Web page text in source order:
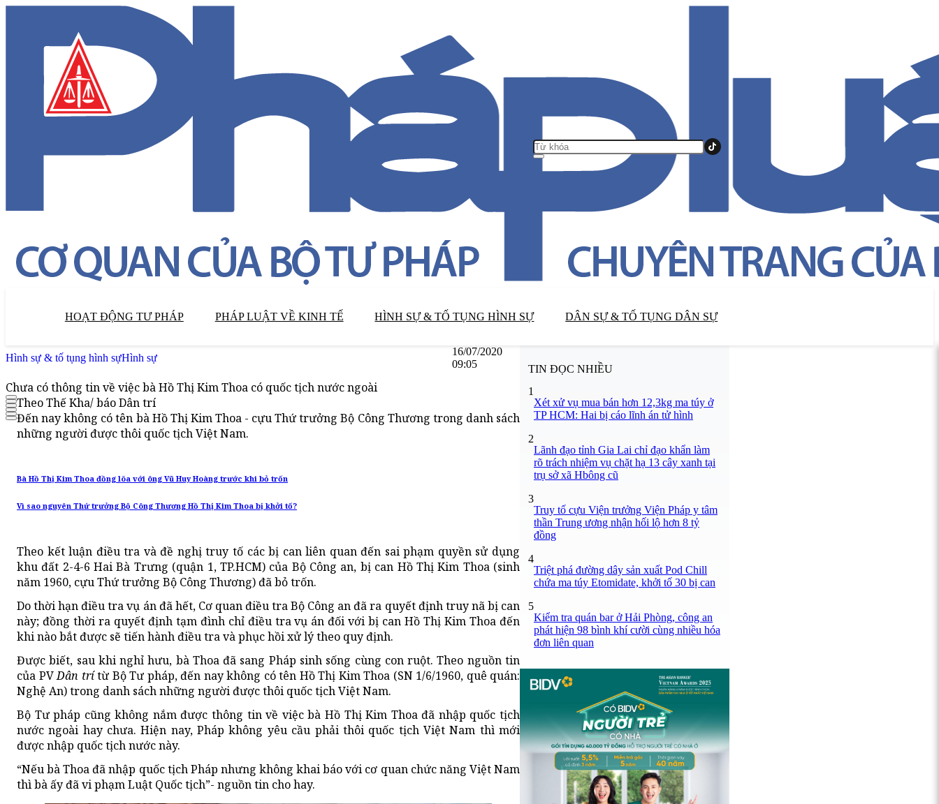
HOẠT ĐỘNG TƯ PHÁP PHÁP LUẬT VỀ KINH TẾ HÌNH SỰ & TỐ TỤNG HÌNH SỰ DÂN SỰ & TỐ TỤNG DÂN SỰ
Hình sự & tố tụng hình sựHình sự
16/07/2020
09:05
Chưa có thông tin về việc bà Hồ Thị Kim Thoa có quốc tịch nước ngoài
Theo Thế Kha/ báo Dân trí
Đến nay không có tên bà Hồ Thị Kim Thoa - cựu Thứ trưởng Bộ Công Thương trong danh sách
những người được thôi quốc tịch Việt Nam.
Bà Hồ Thị Kim Thoa đồng lõa với ông Vũ Huy Hoàng trước khi bỏ trốn
Vì sao nguyên Thứ trưởng Bộ Công Thương Hồ Thị Kim Thoa bị khởi tố?
Theo kết luận điều tra và đề nghị truy tố các bị can liên quan đến sai phạm quyền sử dụng
khu đất 2-4-6 Hai Bà Trưng (quận 1, TP.HCM) của Bộ Công an, bị can Hồ Thị Kim Thoa (sinh
năm 1960, cựu Thứ trưởng Bộ Công Thương) đã bỏ trốn.
Do thời hạn điều tra vụ án đã hết, Cơ quan điều tra Bộ Công an đã ra quyết định truy nã bị can
này; đồng thời ra quyết định tạm đình chỉ điều tra vụ án đối với bị can Hồ Thị Kim Thoa đến
khi nào bắt được sẽ tiến hành điều tra và phục hồi xử lý theo quy định.
Được biết, sau khi nghỉ hưu, bà Thoa đã sang Pháp sinh sống cùng con ruột. Theo nguồn tin
của PVDân trítừ Bộ Tư pháp, đến nay không có tên Hồ Thị Kim Thoa (SN 1/6/1960, quê quán:
Nghệ An) trong danh sách những người được thôi quốc tịch Việt Nam.
Bộ Tư pháp cũng không nắm được thông tin về việc bà Hồ Thị Kim Thoa đã nhập quốc tịch
nước ngoài hay chưa. Hiện nay, Pháp không yêu cầu phải thôi quốc tịch Việt Nam thì mới
được nhập quốc tịch nước này.
“Nếu bà Thoa đã nhập quốc tịch Pháp nhưng không khai báo với cơ quan chức năng Việt Nam
thì bà ấy đã vi phạm Luật Quốc tịch”- nguồn tin cho hay.
TIN ĐỌC NHIỀU
1
Xét xử vụ mua bán hơn 12,3kg ma túy ở
TP HCM: Hai bị cáo lĩnh án tử hình
2
Lãnh đạo tỉnh Gia Lai chỉ đạo khẩn làm
rõ trách nhiệm vụ chặt hạ 13 cây xanh tại
trụ sở xã Hbông cũ
3
Truy tố cựu Viện trưởng Viện Pháp y tâm
thần Trung ương nhận hối lộ hơn 8 tỷ
đồng
4
Triệt phá đường dây sản xuất Pod Chill
chứa ma túy Etomidate, khởi tố 30 bị can
5
Kiểm tra quán bar ở Hải Phòng, công an
phát hiện 98 bình khí cười cùng nhiều hóa
đơn liên quan